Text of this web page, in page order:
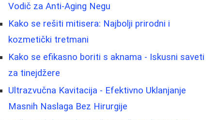
Vodič za Anti-Aging Negu
Kako se rešiti mitisera: Najbolji prirodni i
kozmetički tretmani
Kako se efikasno boriti s aknama - Iskusni saveti
za tinejdžere
Ultrazvučna Kavitacija - Efektivno Uklanjanje
Masnih Naslaga Bez Hirurgije